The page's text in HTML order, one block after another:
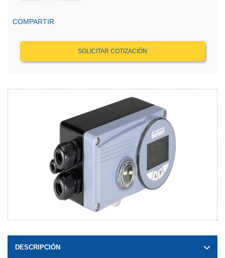
COMPARTIR
SOLICITAR COTIZACIÓN
DESCRIPCIÓN